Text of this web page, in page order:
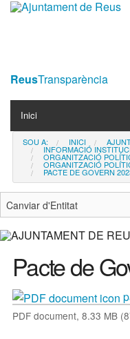
ReusTransparència
Navigation
Inici
Contacta
Notícies
SOU A: INICI
INFORMACIÓ
ORGANITZACIÓ
ORGANITZACIÓ
PACTE DE GOVERN
Pacte de
PDF document, 8.33 MB